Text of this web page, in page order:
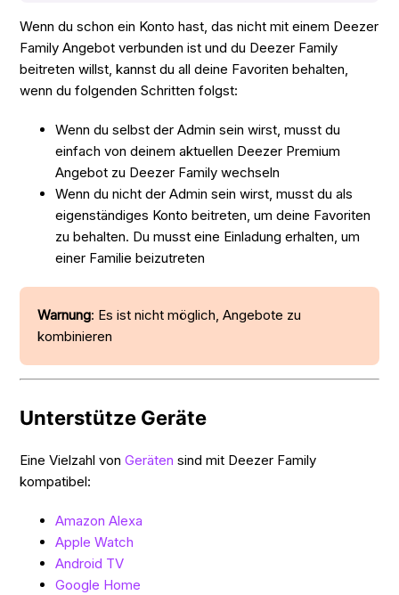
Wenn du schon ein Konto hast, das nicht mit einem Deezer
Family Angebot verbunden ist und du Deezer Family
beitreten willst, kannst du all deine Favoriten behalten,
wenn du folgenden Schritten folgst:
Wenn du selbst der Admin sein wirst, musst du
einfach von deinem aktuellen Deezer Premium
Angebot zu Deezer Family wechseln
Wenn du nicht der Admin sein wirst, musst du als
eigenständiges Konto beitreten, um deine Favoriten
zu behalten. Du musst eine Einladung erhalten, um
einer Familie beizutreten
Warnung: Es ist nicht möglich, Angebote zu
kombinieren
Unterstütze Geräte
Eine Vielzahl vonGeräten sind mit Deezer Family
kompatibel:
Amazon Alexa
Apple Watch
Android TV
Google Home